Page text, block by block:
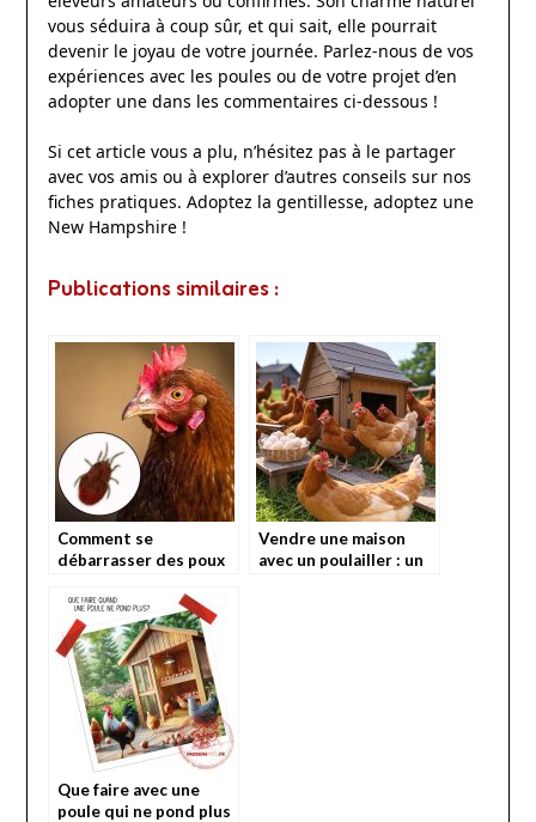
vous séduira à coup sûr, et qui sait, elle pourrait
devenir le joyau de votre journée. Parlez-nous de vos
expériences avec les poules ou de votre projet d’en
adopter une dans les commentaires ci-dessous !
Si cet article vous a plu, n’hésitez pas à le partager
avec vos amis ou à explorer d’autres conseils sur nos
fiches pratiques. Adoptez la gentillesse, adoptez une
New Hampshire !
Publications similaires :
Comment se
débarrasser des poux
Vendre une maison
avec un poulailler : un
Que faire avec une
poule qui ne pond plus